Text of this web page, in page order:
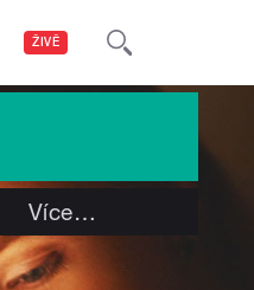
ŽIVĚ
Více…